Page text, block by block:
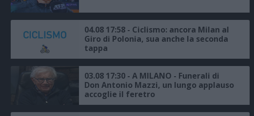
04.08 17:58 - Ciclismo: ancora Milan al
Giro di Polonia, sua anche la seconda
tappa
03.08 17:30 - A MILANO - Funerali di
Don Antonio Mazzi, un lungo applauso
accoglie il feretro